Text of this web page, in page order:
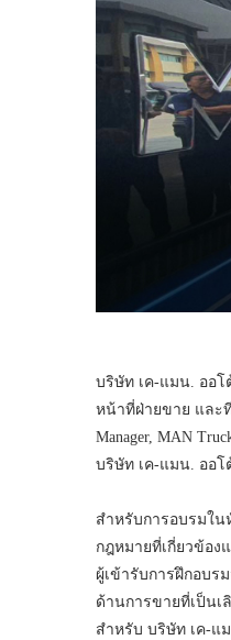
บริษัท เค-แมน. ออโ
หน้าที่ฝ่ายขาย และที
Manager, MAN
บริษัท เค-แมน. ออโ
สำหรับการอบรมใน
กฎหมายที่เกี่ยวข้อ
ผู้เข้ารับการฝึกอบร
ด้านการขายที่เป็น
สำหรับ บริษัท เค-แ